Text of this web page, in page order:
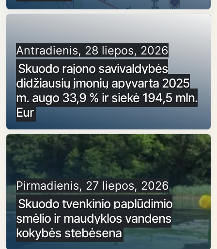
Antradienis, 28 liepos, 2026
Skuodo rajono savivaldybės
didžiausių įmonių apyvarta 2025
m. augo 33,9 % ir siekė 194,5 mln.
Eur
Pirmadienis, 27 liepos, 2026
Skuodo tvenkinio paplūdimio
smėlio ir maudyklos vandens
kokybės stebėsena